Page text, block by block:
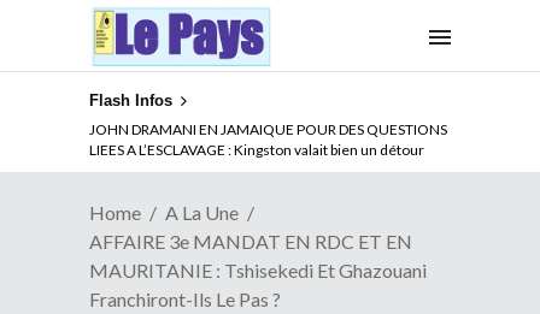
Flash Infos
ABSENCE PROLONGEE DE PAUL BIYA DU CAMEROUN :
Qui pilote le Cameroun ?
Home
A La Une
AFFAIRE 3e MANDAT EN RDC ET EN
MAURITANIE : Tshisekedi Et Ghazouani
Franchiront-Ils Le Pas ?